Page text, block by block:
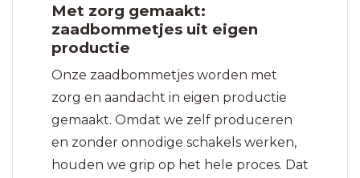
Met zorg gemaakt:
zaadbommetjes uit eigen
productie
Onze zaadbommetjes worden met
zorg en aandacht in eigen productie
gemaakt. Omdat we zelf produceren
en zonder onnodige schakels werken,
houden we grip op het hele proces. Dat